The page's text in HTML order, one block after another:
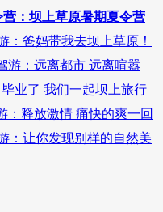
营：坝上草原暑期夏令营
：爸妈带我去坝上草原！
游：远离都市 远离喧嚣
业了 我们一起坝上旅行
：释放激情 痛快的爽一回
：让你发现别样的自然美